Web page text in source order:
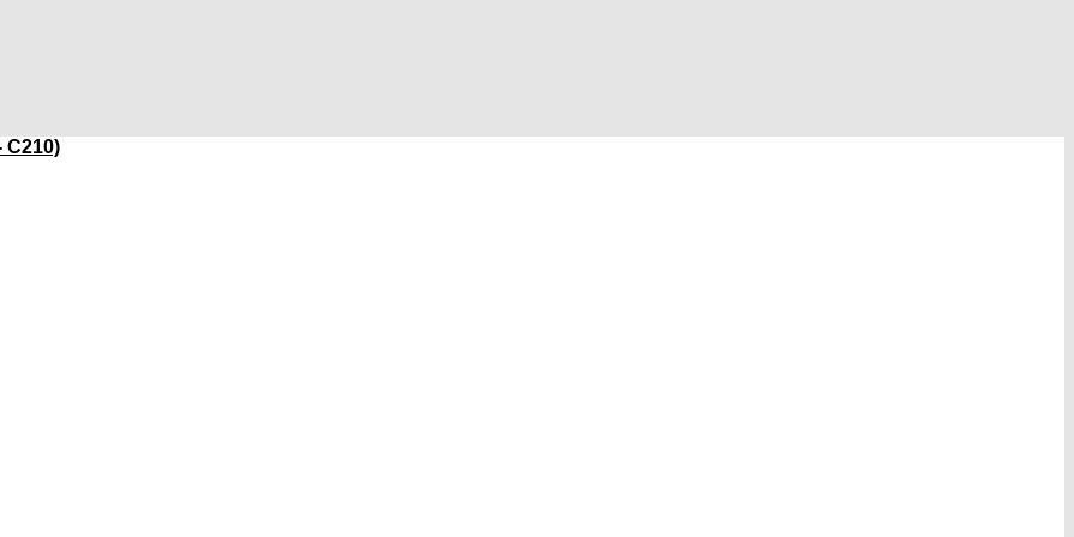
C210)